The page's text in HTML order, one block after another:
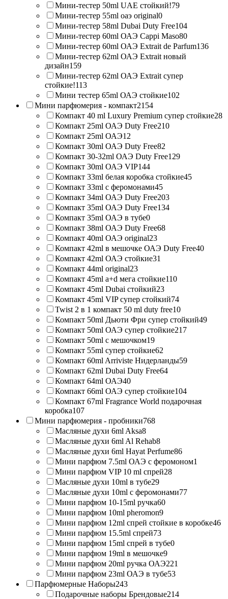
Мини-тестер 50ml UAE стойкий!79
Мини-тестер 55ml оаэ original0
Мини-тестер 58ml Dubai Duty Free104
Мини-тестер 60ml ОАЭ Cappi Maso80
Мини-тестер 60ml ОАЭ Extrait de Parfum136
Мини-тестер 62ml ОАЭ Extrait новый
дизайн159
Мини-тестер 62ml ОАЭ Extrait супер
стойкие!113
Мини тестер 65ml ОАЭ стойкие102
Мини парфюмерия - компакт2154
Компакт 40 ml Luxury Premium супер стойкие28
Компакт 25ml ОАЭ Duty Free210
Компакт 25ml ОАЭ12
Компакт 30ml ОАЭ Duty Free82
Компакт 30-32ml ОАЭ Duty Free129
Компакт 30ml ОАЭ VIP144
Компакт 33ml белая коробка стойкие45
Компакт 33ml с феромонами45
Компакт 34ml ОАЭ Duty Free203
Компакт 35ml ОАЭ Duty Free134
Компакт 35ml ОАЭ в тубе0
Компакт 38ml ОАЭ Duty Free68
Компакт 40ml ОАЭ original23
Компакт 42ml в мешочке ОАЭ Duty Free40
Компакт 42ml ОАЭ стойкие31
Компакт 44ml original23
Компакт 45ml a+d мега стойкие110
Компакт 45ml Dubai стойкий23
Компакт 45ml VIP супер стойкий74
Twist 2 в 1 компакт 50 ml duty free10
Компакт 50ml Дьюти Фри супер стойкий49
Компакт 50ml ОАЭ супер стойкие217
Компакт 50ml с мешочком19
Компакт 55ml супер стойкие62
Компакт 60ml Arriviste Нидерланды59
Компакт 62ml Dubai Duty Free64
Компакт 64ml ОАЭ40
Компакт 66ml ОАЭ супер стойкие104
Компакт 67ml Fragrance World подарочная
коробка107
Мини парфюмерия - пробники768
Масляные духи 6ml Aksa8
Масляные духи 6ml Al Rehab8
Масляные духи 6ml Hayat Perfume86
Мини парфюм 7.5ml ОАЭ с феромоном1
Мини парфюм VIP 10 ml спрей28
Масляные духи 10ml в тубе29
Масляные духи 10ml с феромонами77
Мини парфюм 10-15ml ручка60
Мини парфюм 10ml pheromon9
Мини парфюм 12ml спрей стойкие в коробке46
Мини парфюм 15.5ml спрей73
Мини парфюм 15ml спрей в тубе0
Мини парфюм 19ml в мешочке9
Мини парфюм 20ml ручка ОАЭ221
Мини парфюм 23ml ОАЭ в тубе53
Парфюмерные Наборы243
Подарочные наборы Брендовые214